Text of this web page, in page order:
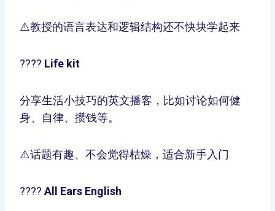
⚠️教授的语言表达和逻辑结构还不快块学起来
???? Life kit
分享生活小技巧的英文播客，比如讨论如何健
身、自律、攒钱等。
⚠️话题有趣、不会觉得枯燥，适合新手入门
???? All Ears English